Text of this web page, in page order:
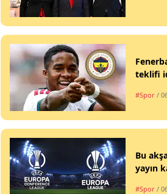
teklifi
#Spor /
Bu
yayın
#Spor /